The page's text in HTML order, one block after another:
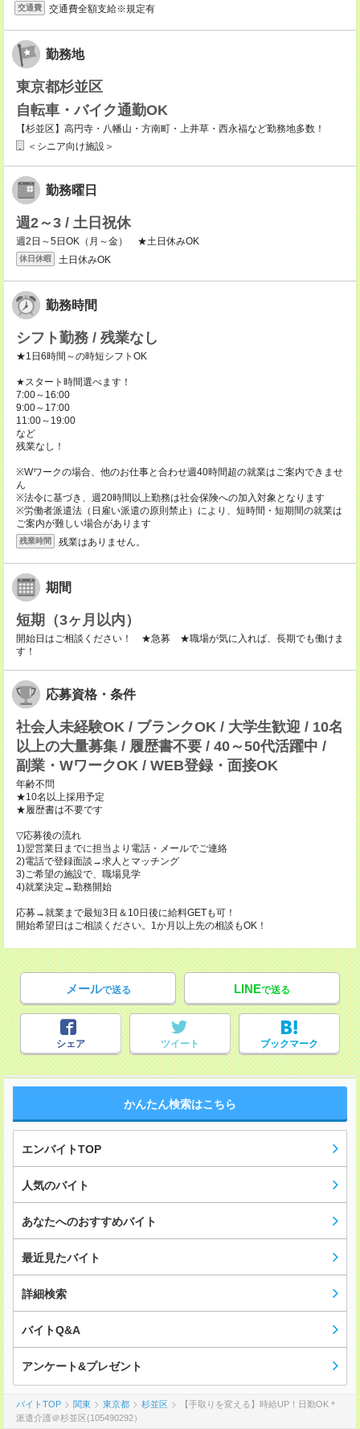
交通費 交通費全額支給※規定有
勤務地
東京都杉並区
自転車・バイク通勤OK
【杉並区】高円寺・八幡山・方南町・上井草・西永福など勤務地多数！
＜シニア向け施設＞
勤務曜日
週2～3 / 土日祝休
週2日～5日OK（月～金） ★土日休みOK
休日休暇 土日休みOK
勤務時間
シフト勤務 / 残業なし
★1日6時間～の時短シフトOK
★スタート時間選べます！
7:00～16:00
9:00～17:00
11:00～19:00
など
残業なし！
※Wワークの場合、他のお仕事と合わせ週40時間超の就業はご案内できませ
ん
※法令に基づき、週20時間以上勤務は社会保険への加入対象となります
※労働者派遣法（日雇い派遣の原則禁止）により、短時間・短期間の就業は
ご案内が難しい場合があります
残業時間 残業はありません。
期間
短期（3ヶ月以内）
開始日はご相談ください！ ★急募 ★職場が気に入れば、長期でも働けま
す！
応募資格・条件
社会人未経験OK / ブランクOK / 大学生歓迎 / 10名
以上の大量募集 / 履歴書不要 / 40～50代活躍中 /
副業・WワークOK / WEB登録・面接OK
年齢不問
★10名以上採用予定
★履歴書は不要です
▽応募後の流れ
1)翌営業日までに担当より電話・メールでご連絡
2)電話で登録面談→求人とマッチング
3)ご希望の施設で、職場見学
4)就業決定→勤務開始
応募→就業まで最短3日＆10日後に給料GETも可！
開始希望日はご相談ください。1か月以上先の相談もOK！
メールで送る LINEで送る
シェア ツイート ブックマーク
かんたん検索はこちら
エンバイトTOP
人気のバイト
あなたへのおすすめバイト
最近見たバイト
詳細検索
バイトQ&A
アンケート&プレゼント
バイトTOP 関東 東京都 杉並区
【手取りを変える】時給UP！日勤OK＊
派遣介護＠杉並区(105490292）